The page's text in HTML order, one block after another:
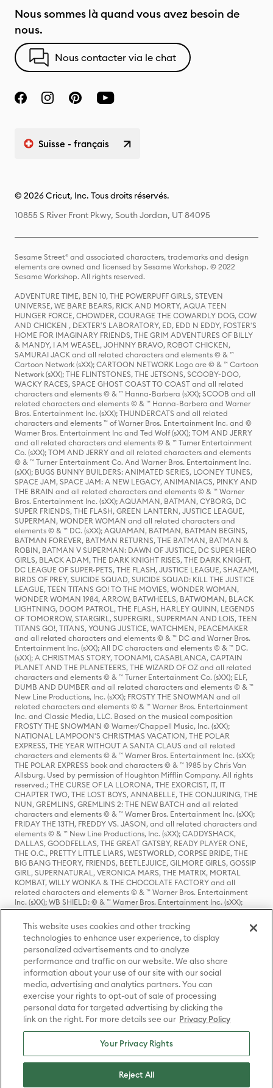
Nous sommes là quand vous avez besoin de
nous.
Nous contacter via le chat
Suisse - français
© 2026 Cricut, Inc. Tous droits réservés.
10855 S River Front Pkwy, South Jordan, UT 84095
Sesame Street® and associated characters, trademarks and design
elements are owned and licensed by Sesame Workshop. © 2022
Sesame Workshop. All rights reserved.
ADVENTURE TIME, BEN 10, THE POWERPUFF GIRLS, STEVEN
UNIVERSE, WE BARE BEARS, RICK AND MORTY, AQUA TEEN
HUNGER FORCE, CHOWDER, COURAGE THE COWARDLY DOG, COW
AND CHICKEN , DEXTER'S LABORATORY, ED, EDD N EDDY, FOSTER'S
HOME FOR IMAGINARY FRIENDS, THE GRIM ADVENTURES OF BILLY
& MANDY, I AM WEASEL, JOHNNY BRAVO, ROBOT CHICKEN,
SAMURAI JACK and all related characters and elements © & ™
Cartoon Network (sXX); CARTOON NETWORK Logo are © & ™ Cartoon
Network (sXX); THE FLINTSTONES, THE JETSONS, SCOOBY-DOO,
WACKY RACES, SPACE GHOST COAST TO COAST and all related
characters and elements © & ™ Hanna-Barbera (sXX); SCOOB and all
related characters and elements © & ™ Hanna-Barbera and Warner
Bros. Entertainment Inc. (sXX); THUNDERCATS and all related
characters and elements ™ of Warner Bros. Entertainment Inc. and ©
Warner Bros. Entertainment Inc and Ted Wolf (sXX); TOM AND JERRY
and all related characters and elements © & ™ Turner Entertainment
Co. (sXX); TOM AND JERRY and all related characters and elements
© & ™ Turner Entertainment Co. And Warner Bros. Entertainment Inc.
(sXX); BUGS BUNNY BUILDERS: ANIMATED SERIES, LOONEY TUNES,
SPACE JAM, SPACE JAM: A NEW LEGACY, ANIMANIACS, PINKY AND
THE BRAIN and all related characters and elements © & ™ Warner
Bros. Entertainment Inc. (sXX); AQUAMAN, BATMAN, CYBORG, DC
SUPER FRIENDS, THE FLASH, GREEN LANTERN, JUSTICE LEAGUE,
SUPERMAN, WONDER WOMAN and all related characters and
elements © & ™ DC. (sXX); AQUAMAN, BATMAN, BATMAN BEGINS,
BATMAN FOREVER, BATMAN RETURNS, THE BATMAN, BATMAN &
ROBIN, BATMAN V SUPERMAN: DAWN OF JUSTICE, DC SUPER HERO
GIRLS, BLACK ADAM, THE DARK KNIGHT RISES, THE DARK KNIGHT,
DC LEAGUE OF SUPER-PETS, THE FLASH, JUSTICE LEAGUE, SHAZAM!,
BIRDS OF PREY, SUICIDE SQUAD, SUICIDE SQUAD: KILL THE JUSTICE
LEAGUE, TEEN TITANS GO! TO THE MOVIES, WONDER WOMAN,
WONDER WOMAN 1984, ARROW, BATWHEELS, BATWOMAN, BLACK
LIGHTNING, DOOM PATROL, THE FLASH, HARLEY QUINN, LEGENDS
OF TOMORROW, STARGIRL, SUPERGIRL, SUPERMAN AND LOIS, TEEN
TITANS GO!, TITANS, YOUNG JUSTICE, WATCHMEN, PEACEMAKER
and all related characters and elements © & ™ DC and Warner Bros.
Entertainment Inc. (sXX); All DC characters and elements © & ™ DC.
(sXX); A CHRISTMAS STORY, TOONAMI, CASABLANCA, CAPTAIN
PLANET AND THE PLANETEERS, THE WIZARD OF OZ and all related
characters and elements © & ™ Turner Entertainment Co. (sXX); ELF,
DUMB AND DUMBER and all related characters and elements © & ™
New Line Productions, Inc. (sXX); FROSTY THE SNOWMAN and all
related characters and elements © & ™ Warner Bros. Entertainment
Inc. and Classic Media, LLC. Based on the musical composition
FROSTY THE SNOWMAN © Warner/Chappell Music, Inc. (sXX);
NATIONAL LAMPOON'S CHRISTMAS VACATION, THE POLAR
EXPRESS, THE YEAR WITHOUT A SANTA CLAUS and all related
characters and elements © & ™ Warner Bros. Entertainment Inc. (sXX);
THE POLAR EXPRESS book and characters © & ™ 1985 by Chris Van
Allsburg. Used by permission of Houghton Mifflin Company. All rights
reserved.; THE CURSE OF LA LLORONA, THE EXORCIST, IT, IT
CHAPTER TWO, THE LOST BOYS, ANNABELLE, THE CONJURING, THE
NUN, GREMLINS, GREMLINS 2: THE NEW BATCH and all related
characters and elements © & ™ Warner Bros. Entertainment Inc. (sXX);
FRIDAY THE 13TH, FREDDY VS. JASON, and all related characters and
elements © & ™ New Line Productions, Inc. (sXX); CADDYSHACK,
DALLAS, GOODFELLAS, THE GREAT GATSBY, READY PLAYER ONE,
THE O.C., PRETTY LITTLE LIARS, WESTWORLD, CORPSE BRIDE, THE
BIG BANG THEORY, FRIENDS, BEETLEJUICE, GILMORE GIRLS, GOSSIP
GIRL, SUPERNATURAL, VERONICA MARS, THE MATRIX, MORTAL
KOMBAT, WILLY WONKA & THE CHOCOLATE FACTORY and all
related characters and elements © & ™ Warner Bros. Entertainment
Inc. (sXX); WB SHIELD: © & ™ Warner Bros. Entertainment Inc. (sXX);
HOUSE OF THE DRAGON, GAME OF THRONES, and all related
characters and elements © & ™ Home Box Office, Inc. (sXX); CHILLING
ADVENTURES OF SABRINA, RIVERDALE © & ™ Warner Bros.
Entertainment Inc. Archie Comics and all related characters and
elements © & ™ Archie Comic Publications, Inc. Used with permission.
(sXX); SEINFELD and all related characters and elements © & ™ Castle
Rock Entertainment. (sXX); TED LASSO © & ™ Warner Bros.
Entertainment Inc. & Universal Television LLC (sXX); THE HOBBIT: AN
UNEXPECTED JOURNEY, THE HOBBIT: THE DESOLATION OF SMAUG,
THE HOBBIT: THE BATTLE OF THE FIVE ARMIES, THE LORD OF THE
RINGS: THE FELLOWSHIP OF THE RING, THE LORD OF THE RINGS: THE
TWO TOWERS, THE LORD OF THE RINGS: THE RETURN OF THE KING
and the names of the characters, items, events and places therein are
TM of The Saul Zaentz Company d/b/a Middle-earth Enterprises
under license to New Line Productions, Inc. (sXX), © Warner Bros.
Entertainment Inc. All rights reserved; WHERE THE WILD THINGS ARE
Entertainment Inc. (sXX); WIZARDING WORLD and all related
This website uses cookies and other tracking
technologies to enhance user experience, to display
personalized advertisements and to analyze
performance and traffic on our website. We also share
information about your use of our site with our social
media, advertising and analytics partners. You can
exercise your rights to opt-out of sale of processing
personal data for targeted advertising by clicking the
link on the right. For more details see our Privacy Policy
Your Privacy Rights
Reject All